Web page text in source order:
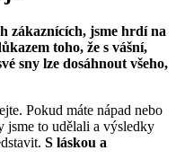
zákaznících, jsme hrdí na
toho, že s vášní,
sny lze dosáhnout všeho,
Pokud máte nápad nebo
jsme to udělali a výsledky
S láskou a